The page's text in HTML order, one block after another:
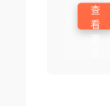
查
看